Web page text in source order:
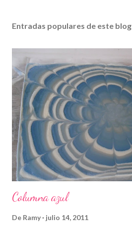
Entradas populares de este blog
Columna azul
De Ramy julio 14, 2011